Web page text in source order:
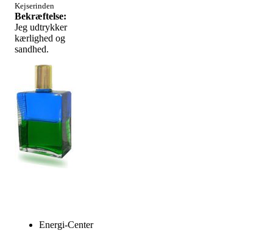
Kejserinden
Bekræftelse:
Jeg udtrykker
kærlighed og
sandhed.
Energi-Center